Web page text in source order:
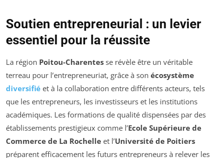
Soutien entrepreneurial : un levier
essentiel pour la réussite
La région Poitou-Charentes se révèle être un véritable
terreau pour l’entrepreneuriat, grâce à son écosystème
diversifié et à la collaboration entre différents acteurs, tels
que les entrepreneurs, les investisseurs et les institutions
académiques. Les formations de qualité dispensées par des
établissements prestigieux comme l’Ecole Supérieure de
Commerce de La Rochelle et l’Université de Poitiers
préparent efficacement les futurs entrepreneurs à relever les